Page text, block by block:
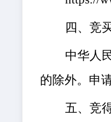
四、竞
中华人
的除外。申
五、竞